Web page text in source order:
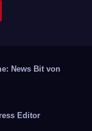
News Bit von
Editor